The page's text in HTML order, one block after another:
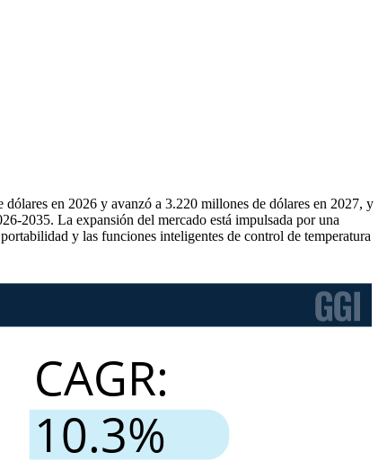
en 2026 y avanzó a 3.220 millones de dólares en 2027, y
2035. La expansión del mercado está impulsada por una
y las funciones inteligentes de control de temperatura